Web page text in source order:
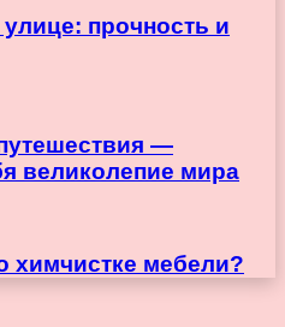
прочность и
—
великолепие мира
химчистке мебели?